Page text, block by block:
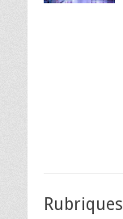
Rubriques